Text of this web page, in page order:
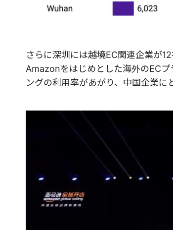
さらに深圳には越境EC関連企業が
Amazonをはじめとした海外のEC
ングの利用率があがり、中国企業に